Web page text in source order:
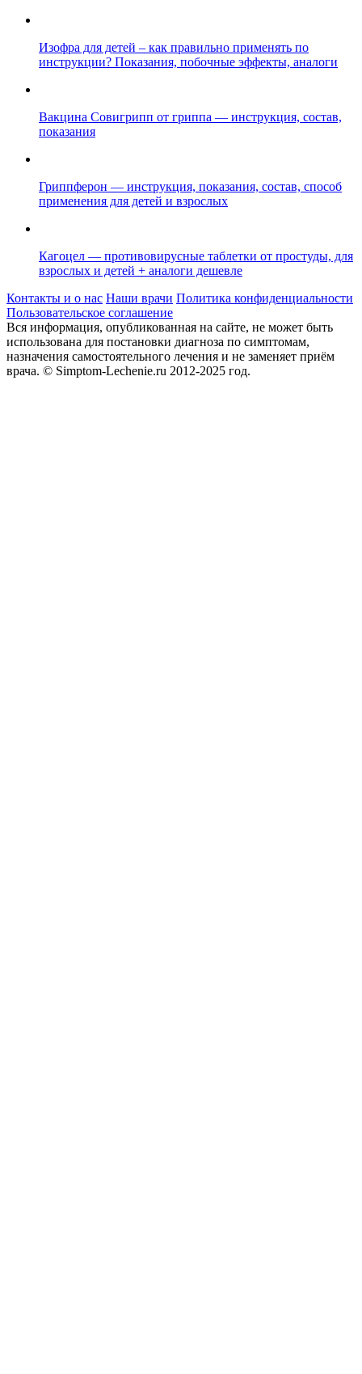
Изофра для детей – как правильно применять по
инструкции? Показания, побочные эффекты, аналоги
Вакцина Совигрипп от гриппа — инструкция, состав,
показания
Гриппферон — инструкция, показания, состав, способ
применения для детей и взрослых
Кагоцел — противовирусные таблетки от простуды, для
взрослых и детей + аналоги дешевле
Контакты и о нас Наши врачи Политика конфиденциальности
Пользовательское соглашение
Вся информация, опубликованная на сайте, не может быть
использована для постановки диагноза по симптомам,
назначения самостоятельного лечения и не заменяет приём
врача. © Simptom-Lechenie.ru 2012-2025 год.